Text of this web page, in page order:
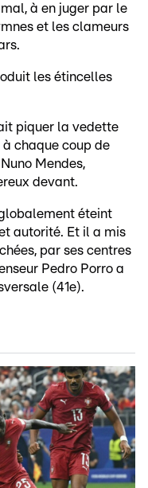
à en juger par le
et les clameurs
les étincelles
piquer la vedette
chaque coup de
Mendes,
devant.
éteint
autorité. Et il a mis
par ses centres
Pedro Porro a
(41e).